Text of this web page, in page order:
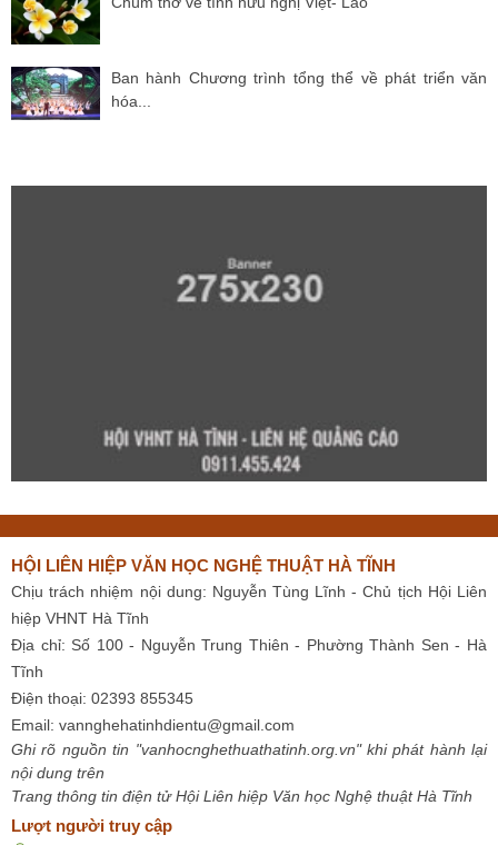
Ban hành Chương trình tổng thể về phát triển văn
hóa...
HỘI LIÊN HIỆP VĂN HỌC NGHỆ THUẬT HÀ TĨNH
Chịu trách nhiệm nội dung: Nguyễn Tùng Lĩnh - Chủ tịch Hội Liên
hiệp VHNT Hà Tĩnh
Địa chỉ: Số 100 - Nguyễn Trung Thiên - Phường Thành Sen - Hà
Tĩnh
Điện thoại: 02393 855345
Email: vannghehatinhdientu@gmail.com
Ghi rõ nguồn tin "vanhocnghethuathatinh.org.vn" khi phát hành lại
nội dung trên
Trang thông tin điện tử Hội Liên hiệp Văn học Nghệ thuật Hà Tĩnh
Lượt người truy cập